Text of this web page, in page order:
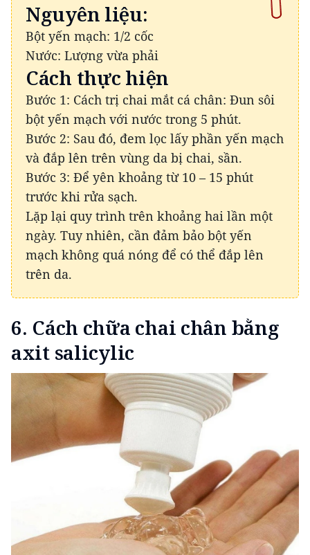
Nguyên liệu:
Bột yến mạch: 1/2 cốc
Nước: Lượng vừa phải
Cách thực hiện
Bước 1: Cách trị chai mắt cá chân: Đun sôi
bột yến mạch với nước trong 5 phút.
Bước 2: Sau đó, đem lọc lấy phần yến mạch
và đắp lên trên vùng da bị chai, sần.
Bước 3: Để yên khoảng từ 10 – 15 phút
trước khi rửa sạch.
Lặp lại quy trình trên khoảng hai lần một
ngày. Tuy nhiên, cần đảm bảo bột yến
mạch không quá nóng để có thể đắp lên
trên da.
6. Cách chữa chai chân bằng
axit salicylic